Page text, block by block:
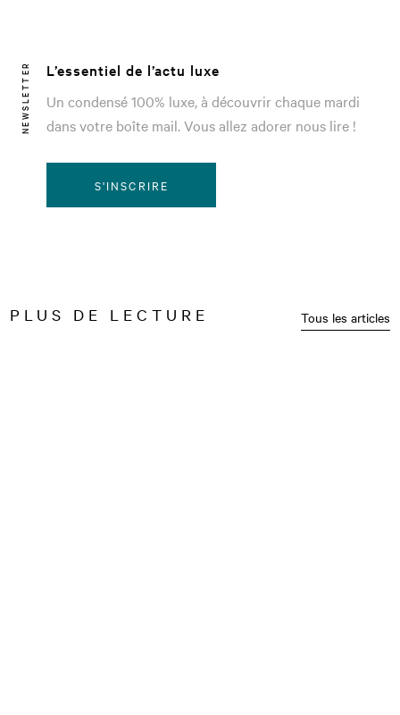
NEWSLETTER
L’essentiel de l’actu luxe
Un condensé 100% luxe, à découvrir chaque mardi
dans votre boîte mail. Vous allez adorer nous lire !
S'INSCRIRE
PLUS DE LECTURE Tous les articles